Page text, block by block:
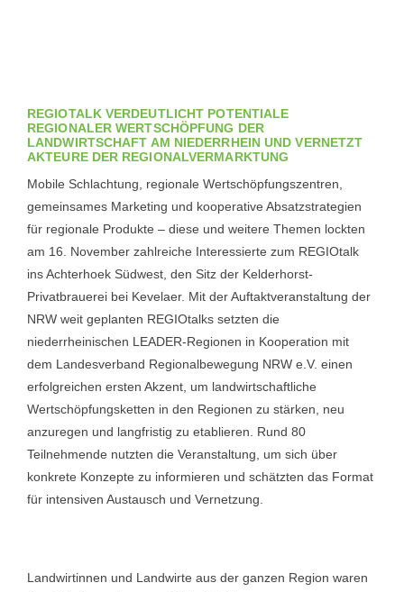
REGIOTALK VERDEUTLICHT POTENTIALE
REGIONALER WERTSCHÖPFUNG DER
LANDWIRTSCHAFT AM NIEDERRHEIN UND VERNETZT
AKTEURE DER REGIONALVERMARKTUNG
Mobile Schlachtung, regionale Wertschöpfungszentren,
gemeinsames Marketing und kooperative Absatzstrategien
für regionale Produkte – diese und weitere Themen lockten
am 16. November zahlreiche Interessierte zum REGIOtalk
ins Achterhoek Südwest, den Sitz der Kelderhorst-
Privatbrauerei bei Kevelaer. Mit der Auftaktveranstaltung der
NRW weit geplanten REGIOtalks setzten die
niederrheinischen LEADER-Regionen in Kooperation mit
dem Landesverband Regionalbewegung NRW e.V. einen
erfolgreichen ersten Akzent, um landwirtschaftliche
Wertschöpfungsketten in den Regionen zu stärken, neu
anzuregen und langfristig zu etablieren. Rund 80
Teilnehmende nutzten die Veranstaltung, um sich über
konkrete Konzepte zu informieren und schätzten das Format
für intensiven Austausch und Vernetzung.
Landwirtinnen und Landwirte aus der ganzen Region waren